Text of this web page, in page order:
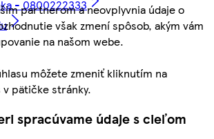
partnerom a neovplyvnia údaje o
však zmení spôsob, akým vám
na našom webe.
môžete zmeniť kliknutím na
v pätičke stránky.
spracúvame údaje s cieľom
- 0800222333